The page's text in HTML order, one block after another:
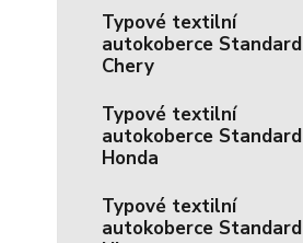
Typové textilní
autokoberce Standard
Chery
Typové textilní
autokoberce Standard
Honda
Typové textilní
autokoberce Standard